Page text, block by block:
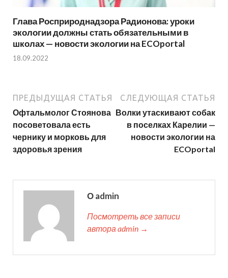
Глава Росприроднадзора Радионова: уроки
экологии должны стать обязательными в
школах — новости экологии на ECOportal
18.09.2022
ПРЕДЫДУЩАЯ СТАТЬЯ
Офтальмолог Стоянова
посоветовала есть
чернику и морковь для
здоровья зрения
СЛЕДУЮЩАЯ СТАТЬЯ
Волки утаскивают собак
в поселках Карелии —
новости экологии на
ECOportal
О admin
Посмотреть все записи
автора admin →